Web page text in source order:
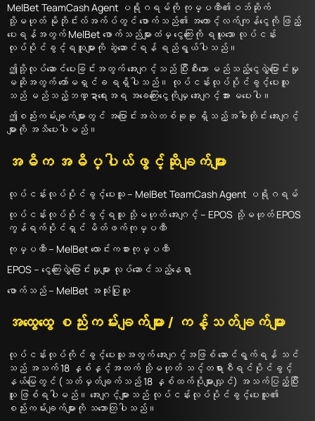
MelBet TeamCash Agent ပရိုဂရမ်ကို ကုမ္ပဏီ၏ဝဘ်ဆိုက်
သို့မဟုတ် မိုဘိုင်းလ်အက်ပ်တွင် ဖောက်သည်၏ အကောင့်လက်ကျန်ငွေကို ဖြည့်
ပေးရန်အတွက် MelBet ဖောက်သည်များထံမှ ငွေကြေးကို ရယူသော လုပ်ငန်း
လုပ်ပိုင်ခွင့်ရသူများကို ဆွဲဆောင်ရန် ရည်ရွယ်ပါသည်။
ဤသို့လုပ်ဆောင်ပေးခြင်းအတွက် အေးဂျင့်သည် ပြီးစီးသော မည်သည့်ငွေလွှဲပြောင်းမှု
မဆိုအတွက် ကော်မရှင်ခ ရရှိပါသည်။ လုပ်ငန်းလုပ်ပိုင်ခွင့်ပေးသူ
သည် မည်သည့်ဘဏ္ဍာရေးအရ အခေကြေးငွေကိုမျှ အေးဂျင့်အား မပေးပါ။
ဤစည်းကမ်းချက်များတွင် အပြောင်းအလဲတစ်ခုခု ရှိသည့်အခါတိုင်း အေးဂျင့်
များကို အသိပေးပါမည်။
အဓိက အဓိပ္ပါယ်ဖွင့်ဆိုချက်များ
လုပ်ငန်းလုပ်ပိုင်ခွင့်ပေးသူ – MelBet TeamCash Agent ပရိုဂရမ်
လုပ်ငန်းလုပ်ပိုင်ခွင့်ရသူ သို့မဟုတ် အေးဂျင့် – EPOS သို့မဟုတ် EPOS
ကွန်ရက်ပိုင်ရှင် မိတ်ဖက်ကုမ္ပဏီ
ကုမ္ပဏီ – MelBet လောင်းကစားကုမ္ပဏီ
EPOS – ငွေကြေးလွှဲပြောင်းမှုများ လုပ်ဆောင်သည့်နေရာ
ဖောက်သည် – MelBet အသုံးပြုသူ
အထွေထွေ စည်းကမ်းချက်များ / ကန့်သတ်ချက်များ
လုပ်ငန်းလုပ်ကိုင်ခွင့်ပေးသူအတွက် အေးဂျင့်အဖြစ် ဆောင်ရွက်ရန် သင်
သည် အသက် 18 နှစ်နှင့်အထက် သို့မဟုတ် သင့်တရားစီရင်ပိုင်ခွင့်
နယ်မြေတွင် (သတ်မှတ်ချက်သည် 18 နှစ်ထက်ပိုများလျှင်) အသက်ပြည့်ပြီး
သူ ဖြစ်ရပါမည်။ အေးဂျင့်များသည် လုပ်ငန်းလုပ်ပိုင်ခွင့်ပေးသူ၏
စည်းကမ်းချက်များကို သဘောတြပါသည်။